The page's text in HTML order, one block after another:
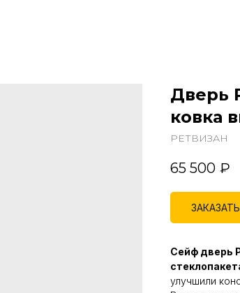
Дверь
ковка
РЕТВИЗАН
65 500 ₽
ЗАКАЗАТЬ
Сейф дверь
улучшили